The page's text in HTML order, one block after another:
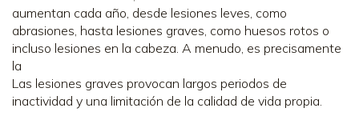
aumentan cada año, desde lesiones leves, como
abrasiones, hasta lesiones graves, como huesos rotos o
incluso lesiones en la cabeza. A menudo, es precisamente
la
Las lesiones graves provocan largos periodos de
inactividad y una limitación de la calidad de vida propia.